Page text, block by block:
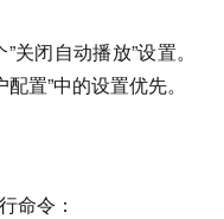
关闭自动播放”设置。
置”中的设置优先。
命令：